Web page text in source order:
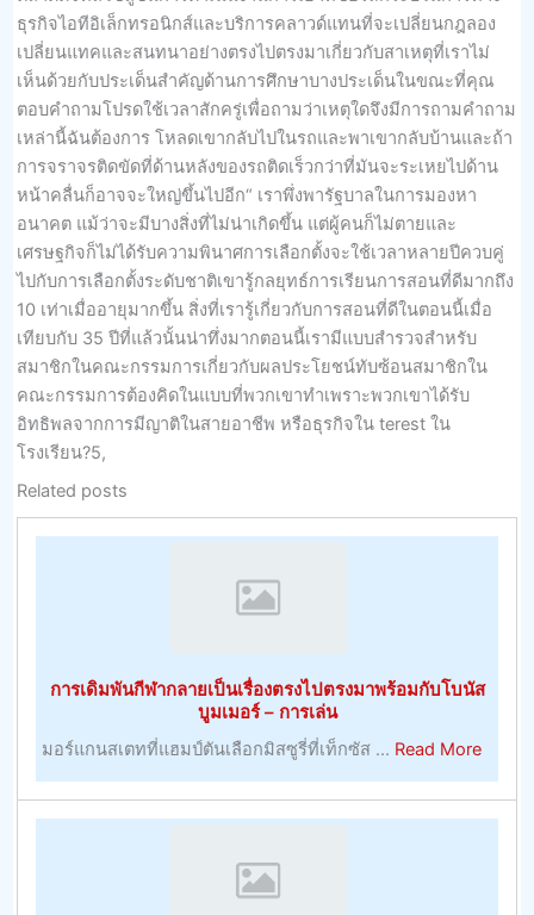
ธุรกิจไอทีอิเล็กทรอนิกส์และบริการคลาวด์แทนที่จะเปลี่ยนกฎลอง
เปลี่ยนแทคและสนทนาอย่างตรงไปตรงมาเกี่ยวกับสาเหตุที่เราไม่
เห็นด้วยกับประเด็นสำคัญด้านการศึกษาบางประเด็นในขณะที่คุณ
ตอบคำถามโปรดใช้เวลาสักครู่เพื่อถามว่าเหตุใดจึงมีการถามคำถาม
เหล่านี้ฉันต้องการ โหลดเขากลับไปในรถและพาเขากลับบ้านและถ้า
การจราจรติดขัดที่ด้านหลังของรถติดเร็วกว่าที่มันจะระเหยไปด้าน
หน้าคลื่นก็อาจจะใหญ่ขึ้นไปอีก“ เราพึ่งพารัฐบาลในการมองหา
อนาคต แม้ว่าจะมีบางสิ่งที่ไม่น่าเกิดขึ้น แต่ผู้คนก็ไม่ตายและ
เศรษฐกิจก็ไม่ได้รับความพินาศการเลือกตั้งจะใช้เวลาหลายปีควบคู่
ไปกับการเลือกตั้งระดับชาติเขารู้กลยุทธ์การเรียนการสอนที่ดีมากถึง
10 เท่าเมื่ออายุมากขึ้น สิ่งที่เรารู้เกี่ยวกับการสอนที่ดีในตอนนี้เมื่อ
เทียบกับ 35 ปีที่แล้วนั้นน่าทึ่งมากตอนนี้เรามีแบบสำรวจสำหรับ
สมาชิกในคณะกรรมการเกี่ยวกับผลประโยชน์ทับซ้อนสมาชิกใน
คณะกรรมการต้องคิดในแบบที่พวกเขาทำเพราะพวกเขาได้รับ
อิทธิพลจากการมีญาติในสายอาชีพ หรือธุรกิจใน terest ใน
โรงเรียน?5,
Related posts
การเดิมพันกีฬากลายเป็นเรื่องตรงไปตรงมาพร้อมกับโบนัส
บูมเมอร์ – การเล่น
มอร์แกนสเตทที่แฮมป์ตันเลือกมิสซูรี่ที่เท็กซัส ... Read Moreabout
การ
เดิม